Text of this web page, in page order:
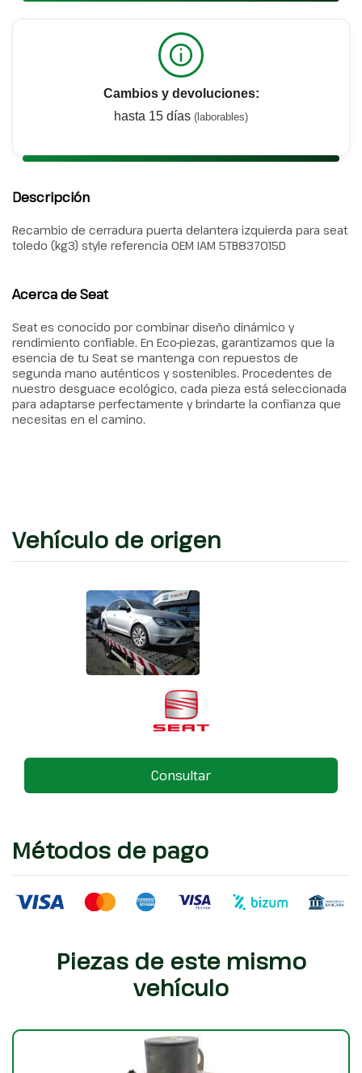
Cambios y devoluciones:
hasta 15 días (laborables)
Descripción
Recambio de cerradura puerta delantera izquierda para seat
toledo (kg3) style referencia OEM IAM 5TB837015D
Acerca de Seat
Seat es conocido por combinar diseño dinámico y
rendimiento confiable. En Eco-piezas, garantizamos que la
esencia de tu Seat se mantenga con repuestos de
segunda mano auténticos y sostenibles. Procedentes de
nuestro desguace ecológico, cada pieza está seleccionada
para adaptarse perfectamente y brindarte la confianza que
necesitas en el camino.
Vehículo de origen
Consultar
Métodos de pago
Piezas de este mismo
vehículo